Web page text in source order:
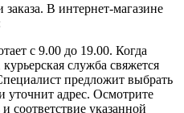
В интернет-магазине
с 9.00 до 19.00. Когда
служба свяжется
предложит выбрать
уточнит адрес. Осмотрите
соответствие указанной